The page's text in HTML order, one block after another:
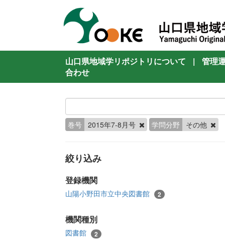
山口県地域学リポジトリについて |
管理
合わせ
巻号 2015年7-8月号 学問分野 その他
絞り込み
登録機関
山陽小野田市立中央図書館 2
機関種別
図書館 2